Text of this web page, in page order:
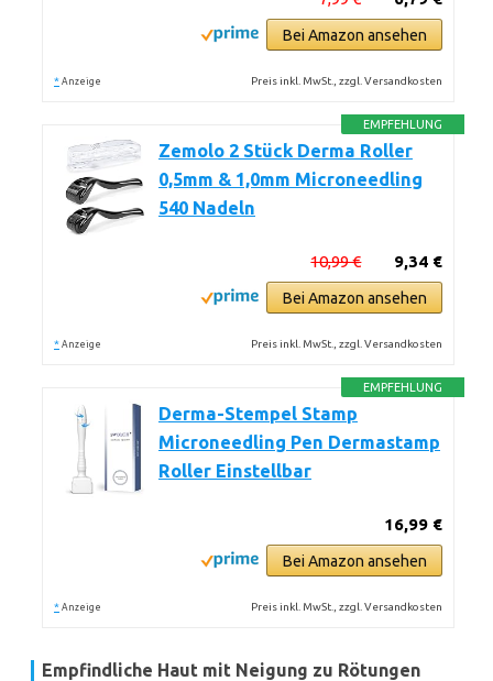
Bei Amazon ansehen
* Anzeige Preis inkl. MwSt., zzgl. Versandkosten
EMPFEHLUNG
Zemolo 2 Stück Derma Roller
0,5mm & 1,0mm Microneedling
540 Nadeln
9,34 €
10,99 €
Bei Amazon ansehen
* Anzeige Preis inkl. MwSt., zzgl. Versandkosten
EMPFEHLUNG
Derma-Stempel Stamp
Microneedling Pen Dermastamp
Roller Einstellbar
16,99 €
Bei Amazon ansehen
* Anzeige Preis inkl. MwSt., zzgl. Versandkosten
Empfindliche Haut mit Neigung zu Rötungen